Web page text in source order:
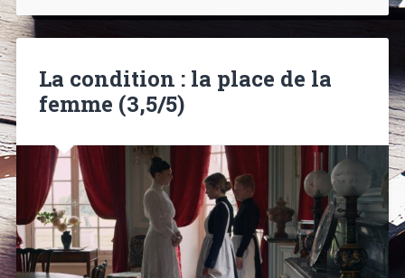
La condition : la place de la
femme (3,5/5)